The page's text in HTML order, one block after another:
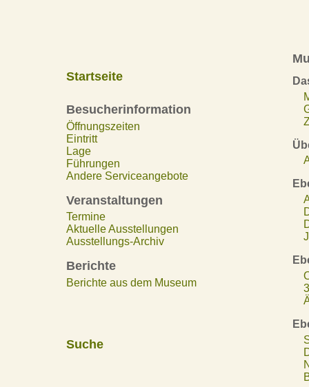
Startseite
Besucherinformation
Öffnungszeiten
Eintritt
Lage
Führungen
Andere Serviceangebote
Veranstaltungen
Termine
Aktuelle Ausstellungen
Ausstellungs-Archiv
Berichte
Berichte aus dem Museum
Suche